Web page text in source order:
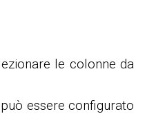
le colonne da
essere configurato